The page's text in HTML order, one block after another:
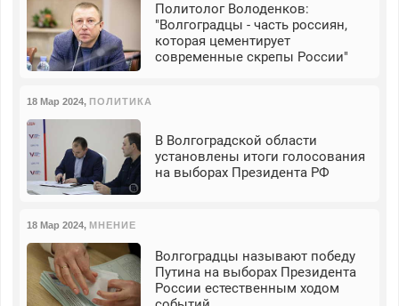
Политолог Володенков:
"Волгоградцы - часть россиян,
которая цементирует
современные скрепы России"
18 Мар 2024, ПОЛИТИКА
В Волгоградской области
установлены итоги голосования
на выборах Президента РФ
18 Мар 2024, МНЕНИЕ
Волгоградцы называют победу
Путина на выборах Президента
России естественным ходом